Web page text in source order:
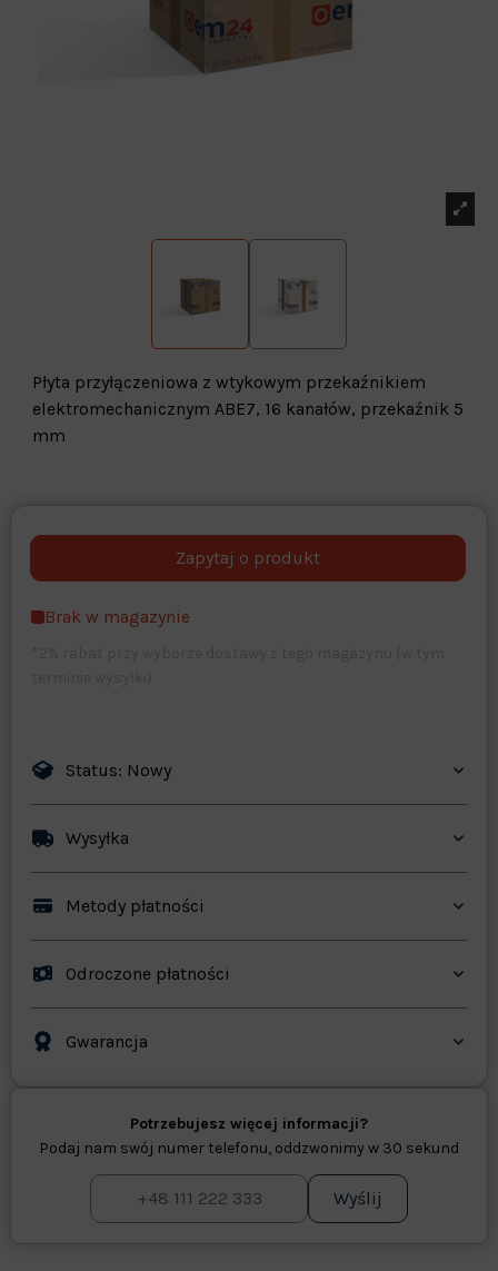
Płyta przyłączeniowa z wtykowym przekaźnikiem
elektromechanicznym ABE7, 16 kanałów, przekaźnik 5
mm
opcjonalne Maks. 250 znaków
Brak w magazynie
Status: Nowy
Wysyłka
Metody płatności
Odroczone płatności
Gwarancja
Potrzebujesz więcej informacji?
Podaj nam swój numer telefonu, oddzwonimy w 30 sekund
Wyślij